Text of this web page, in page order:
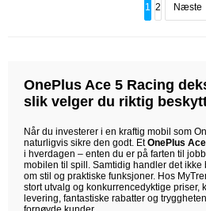
1 2 Næste
OnePlus Ace 5 Racing
slik velger du riktig
Når du investerer i en kraftig mobil som
naturligvis sikre den godt. EtOnePlus
i hverdagen – enten du er på farten til
mobilen til spill. Samtidig handler det ikke
om stil og praktiske funksjoner. Hos
stort utvalg og konkurrencedyktige priser,
levering, fantastiske rabatter og